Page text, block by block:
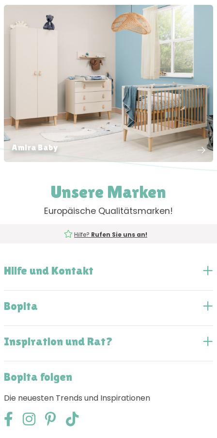
Amira Baby
Unsere Marken
Europäische Qualitätsmarken!
Hilfe? Rufen Sie uns an!
Hilfe und Kontakt
Bopita
Inspiration und Rat?
Bopita folgen
Die neuesten Trends und Inspirationen